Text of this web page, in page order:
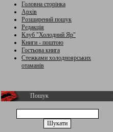
Головна сторінка
Архів
Розширений пошук
Редакція
Клуб "Холодний Яр"
Книги - поштою
Гостьова книга
Стежками холодноярських
отаманів
Пошук